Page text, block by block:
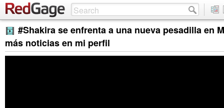
#Shakira se enfrenta a una nueva pesadilla en
más noticias en mi perfil